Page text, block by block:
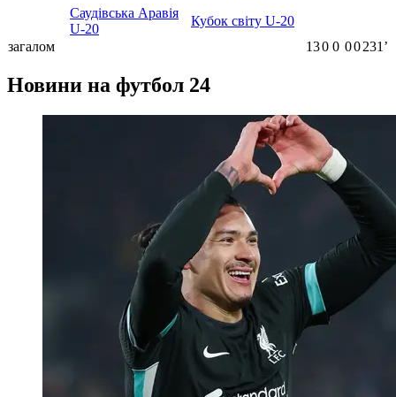
Саудівська Аравія
U-20
Кубок світу U-20
загалом 130 0 00231ʼ
Новини на футбол 24